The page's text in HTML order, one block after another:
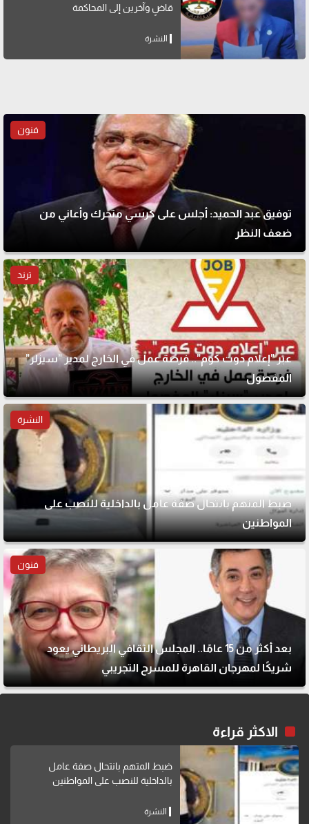
قاضٍ وآخرين إلى المحاكمة
النشرة
فنون
توفيق عبد الحميد: أجلس على كرسي متحرك وأعاني من
ضعف النظر
ترند
عبر "إعلام دوت كوم".. فرصة عمل في الخارج لمدير "سيزلر"
المفصول
النشرة
ضبط المتهم بانتحال صفة عامل بالداخلية للنصب على
المواطنين
فنون
بعد أكثر من 15 عامًا.. المجلس الثقافي البريطاني يعود
شريكًا لمهرجان القاهرة للمسرح التجريبي
الاكثر قراءة
ضبط المتهم بانتحال صفة عامل
بالداخلية للنصب على المواطنين
النشرة